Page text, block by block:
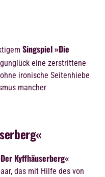
Singspiel »Die
eine zerstrittene
ironische Seitenhiebe
mancher
Kyffhäuserberg«
das mit Hilfe des von